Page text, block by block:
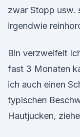
zwar Stopp usw.
irgendwie
Bin verzweifelt
fast 3 Monaten
ich auch einen
typischen
Hautjucken,